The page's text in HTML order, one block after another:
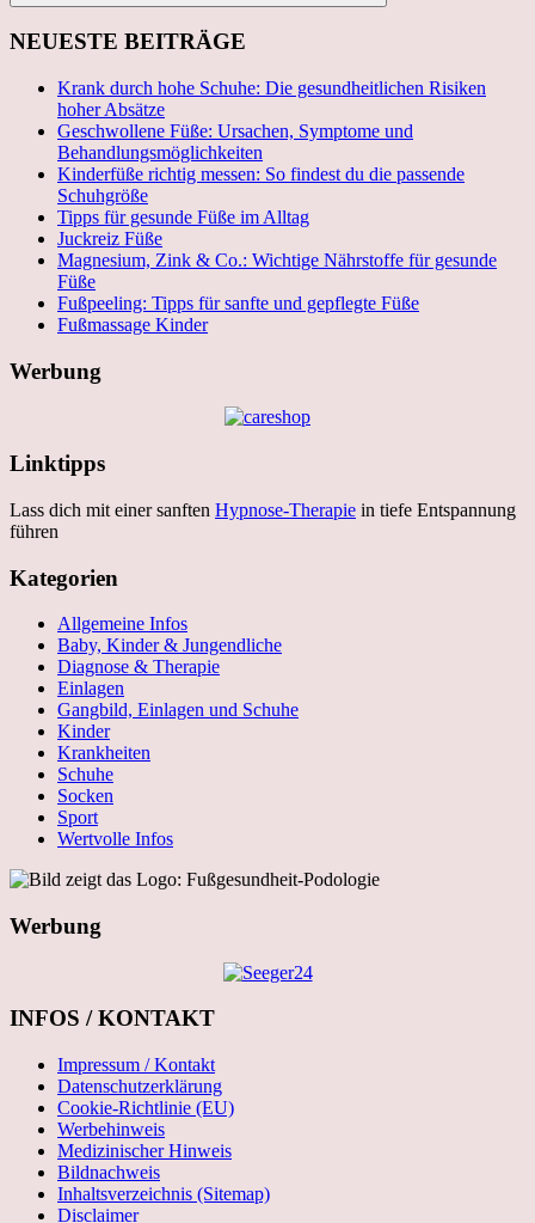
Suchen
NEUESTE BEITRÄGE
Krank durch hohe Schuhe: Die gesundheitlichen Risiken
hoher Absätze
Geschwollene Füße: Ursachen, Symptome und
Behandlungsmöglichkeiten
Kinderfüße richtig messen: So findest du die passende
Schuhgröße
Tipps für gesunde Füße im Alltag
Juckreiz Füße
Magnesium, Zink & Co.: Wichtige Nährstoffe für gesunde
Füße
Fußpeeling: Tipps für sanfte und gepflegte Füße
Fußmassage Kinder
Werbung
Linktipps
Lass dich mit einer sanften Hypnose-Therapie in tiefe Entspannung
führen
Kategorien
Allgemeine Infos
Baby, Kinder & Jungendliche
Diagnose & Therapie
Einlagen
Gangbild, Einlagen und Schuhe
Kinder
Krankheiten
Schuhe
Socken
Sport
Wertvolle Infos
Werbung
INFOS / KONTAKT
Impressum / Kontakt
Datenschutzerklärung
Cookie-Richtlinie (EU)
Werbehinweis
Medizinischer Hinweis
Bildnachweis
Inhaltsverzeichnis (Sitemap)
Disclaimer